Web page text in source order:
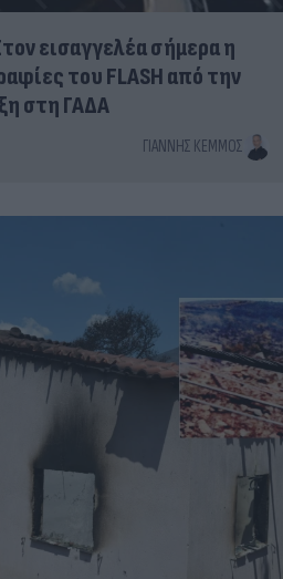
εισαγγελέα σήμερα η
του FLASH από την
στη ΓΑΔΑ
ΓΙΆΝΝΗΣ ΚΈΜΜΟΣ